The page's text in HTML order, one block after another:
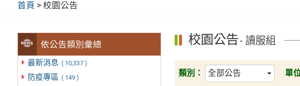
首頁 >校園公告
依公告類別彙總
最新消息 ( 10,337 )
防疫專區 ( 149 )
校園公告- 讀服組
類別： 單